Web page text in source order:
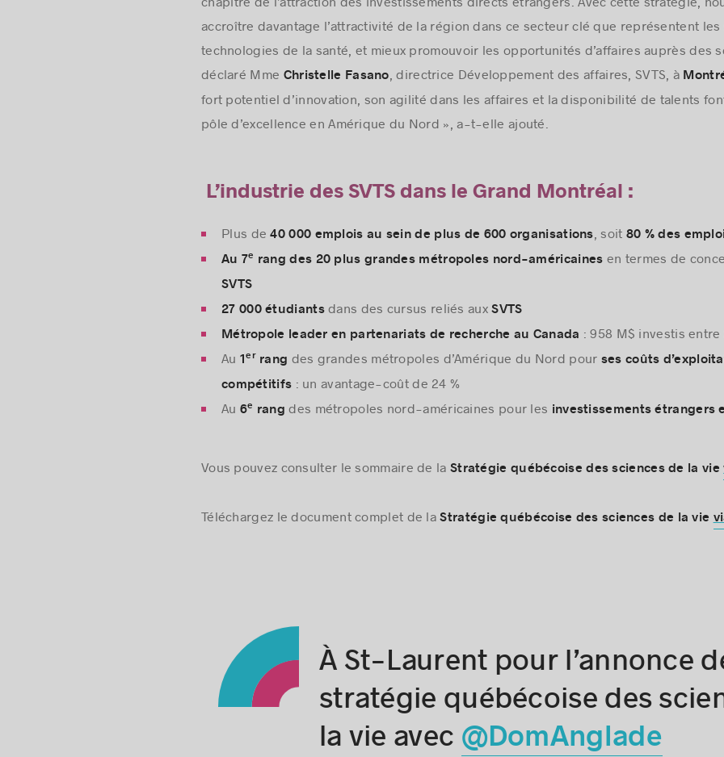
accroître davantage l’attractivité de la région dans ce secteur clé que représentent
technologies de la santé, et mieux promouvoir les opportunités d’affaires auprès des
déclaré Mme Christelle Fasano , directrice Développement des affaires, SVTS, à
fort potentiel d’innovation, son agilité dans les affaires et la disponibilité de talents
pôle d’excellence en Amérique du Nord », a-t-elle ajouté.
L’industrie des SVTS dans le Grand Montréal :
Plus de40 000 emplois au sein de plus de 600 organisations , soit 80 % des
Au 7e rang des 20 plus grandes métropoles nord-américaines en termes de
SVTS
27 000 étudiantsdans des cursus reliés auxSVTS
Métropole leader en partenariats de recherche au Canada : 958 M$ investis entre
Au 1errang des grandes métropoles d’Amérique du Nord pour ses coûts
compétitifs : un avantage-coût de 24 %
Au 6e rang des métropoles nord-américaines pour les investissements étrangers
Vous pouvez consulter le sommaire de laStratégie québécoise des sciences de la vie
Téléchargez le document complet de laStratégie québécoise des sciences de la vie
À St-Laurent pour l’annonce
stratégie québécoise des
la vie avec @DomAnglade